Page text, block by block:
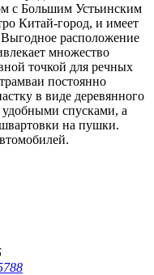
с Большим Устьинским
Китай-город, и имеет
расположение
множество
точкой для речных
постоянно
в виде деревянного
спусками, а
на пушки.